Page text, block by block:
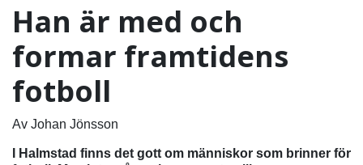
Han är med och
formar framtidens
fotboll
Av Johan Jönsson
I Halmstad finns det gott om människor som brinner för